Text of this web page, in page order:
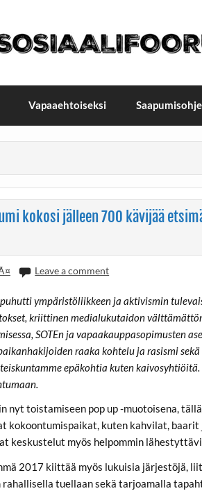
/
Lapinlahden Lähteellä,
Vapaaehtoiseksi
kokosi jälleen 700 kävijää
Leave a comment
ympäristöliikkeen ja aktivismin
kriittinen medialukutaidon
SOTEn ja vapaakauppasopimusten
raaka kohtelu ja rasismi
epäkohtia kuten
nyt toistamiseen pop up -muotoisena,
kokoontumispaikat, kuten kahvilat,
keskustelut myös helpommin
2017 kiittää myös lukuisia järjestöjä,
tuellaan sekä tarjoamalla